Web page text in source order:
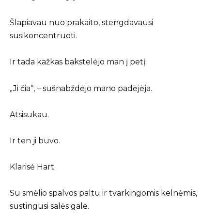
Šlapiavau nuo prakaito, stengdavausi
susikoncentruoti.
Ir tada kažkas bakstelėjo man į petį.
„Ji čia“, – sušnabždėjo mano padėjėja.
Atsisukau.
Ir ten ji buvo.
Klarisė Hart.
Su smėlio spalvos paltu ir tvarkingomis kelnėmis,
sustingusi salės gale.